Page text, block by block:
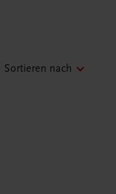
Sortieren nach